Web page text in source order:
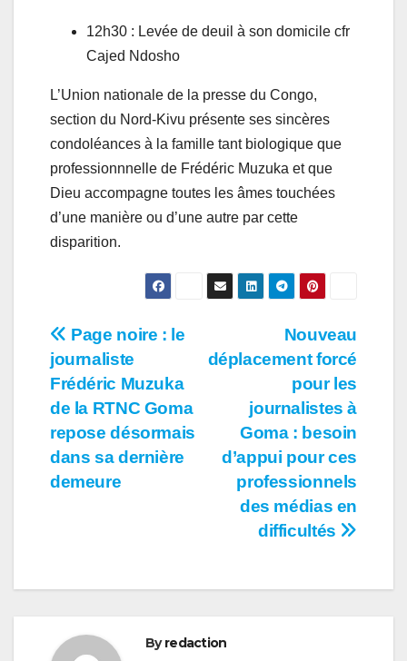
12h30 : Levée de deuil à son domicile cfr
Cajed Ndosho
L’Union nationale de la presse du Congo,
section du Nord-Kivu présente ses sincères
condoléances à la famille tant biologique que
professionnnelle de Frédéric Muzuka et que
Dieu accompagne toutes les âmes touchées
d’une manière ou d’une autre par cette
disparition.
Navigation
de
l’article
Nouveau
déplacement forcé
pour les
journalistes à
Goma : besoin
d’appui pour ces
professionnels
des médias en
difficultés
Page noire : le
journaliste
Frédéric Muzuka
de la RTNC Goma
repose désormais
dans sa dernière
demeure
Byredaction